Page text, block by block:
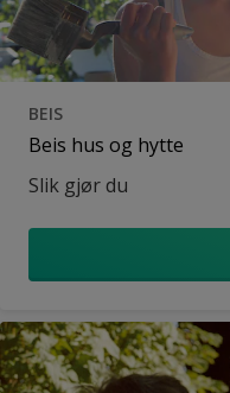
BEIS
Beis hus og hytte
Slik gjør du